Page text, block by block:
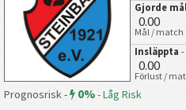
Gjorde
0.00
Mål / match
Insläppta -
0.00
Förlust /
Prognosrisk - 0%-Låg Risk